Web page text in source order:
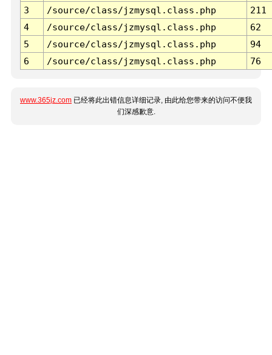
3 /source/class/jzmysql.class.php
211
4
/source/class/jzmysql.class.php
62
5
/source/class/jzmysql.class.php
94
6
/source/class/jzmysql.class.php 76
www.365jz.com 已经将此出错信息详细记录, 由此给您带来的访问不便我
们深感歉意.